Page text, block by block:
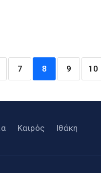
7 8 9 10
Καιρός Ιθάκη